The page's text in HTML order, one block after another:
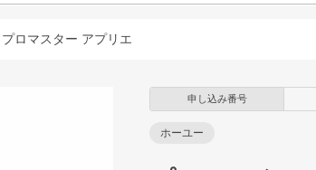
プロマスター アプリエ
申し込み番号
ホーユー